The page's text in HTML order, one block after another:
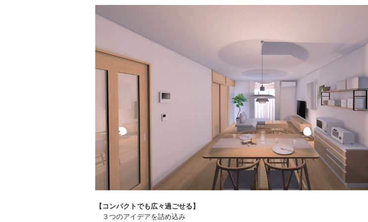
【コンパクトでも広々過ごせる】
３つのアイデアを詰め込み